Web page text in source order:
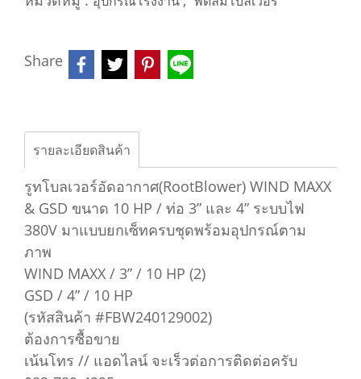
Share
รายละเอียดสินค้า
รูทโบลเวอร์อัดอากาศ(RootBlower) WIND MAXX
& GSD ขนาด 10 HP / ท่อ 3” และ 4” ระบบไฟ
380V มาแบบยกเซ็ทครบชุดพร้อมอุปกรณ์ตาม
ภาพ
WIND MAXX / 3” / 10 HP (2)
GSD / 4” / 10 HP
(รหัสสินค้า #FBW240129002)
ต้องการซื้อขาย
เน้นโทร // แอดไลน์ จะเร็วต่อการติดต่อครับ